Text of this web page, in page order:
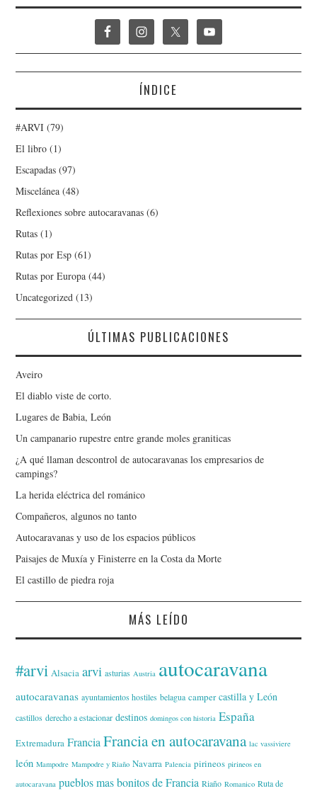
ÍNDICE
#ARVI (79)
El libro (1)
Escapadas (97)
Miscelánea (48)
Reflexiones sobre autocaravanas (6)
Rutas (1)
Rutas por Esp (61)
Rutas por Europa (44)
Uncategorized (13)
ÚLTIMAS PUBLICACIONES
Aveiro
El diablo viste de corto.
Lugares de Babia, León
Un campanario rupestre entre grande moles graniticas
¿A qué llaman descontrol de autocaravanas los empresarios de
campings?
La herida eléctrica del románico
Compañeros, algunos no tanto
Autocaravanas y uso de los espacios públicos
Paisajes de Muxía y Finisterre en la Costa da Morte
El castillo de piedra roja
MÁS LEÍDO
#arvi Alsacia arvi asturias Austria autocaravana
autocaravanas ayuntamientos hostiles belagua camper castilla y León
castillos derecho a estacionar destinos domingos con historia España
Extremadura Francia Francia en autocaravana lac vassiviere
león Mampodre Mampodre y Riaño Navarra Palencia pirineos pirineos en
autocaravana pueblos mas bonitos de Francia Riaño Romanico Ruta de